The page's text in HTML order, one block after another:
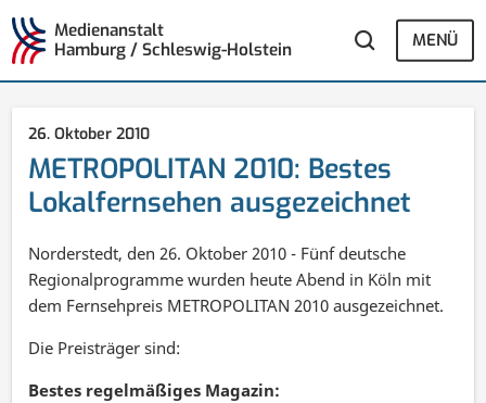
Medienanstalt
Hamburg / Schleswig-Holstein
MENÜ
26. Oktober 2010
METROPOLITAN 2010: Bestes
Lokalfernsehen ausgezeichnet
Norderstedt, den 26. Oktober 2010 - Fünf deutsche
Regionalprogramme wurden heute Abend in Köln mit
dem Fernsehpreis METROPOLITAN 2010 ausgezeichnet.
Die Preisträger sind:
Bestes regelmäßiges Magazin: